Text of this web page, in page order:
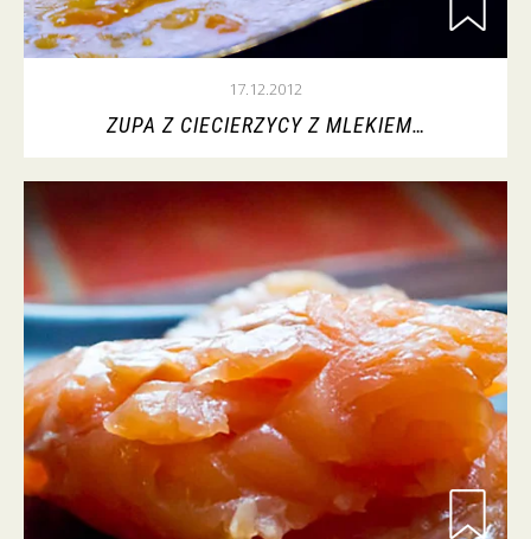
17.12.2012
ZUPA Z CIECIERZYCY Z MLEKIEM…